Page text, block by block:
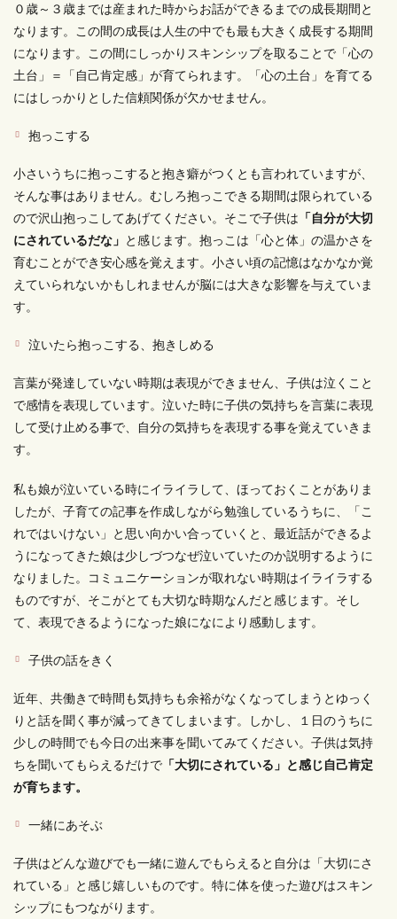
０歳～３歳までは産まれた時からお話ができるまでの成長期間と
なります。この間の成長は人生の中でも最も大きく成長する期間
になります。この間にしっかりスキンシップを取ることで「心の
土台」＝「自己肯定感」が育てられます。「心の土台」を育てる
にはしっかりとした信頼関係が欠かせません。
抱っこする
小さいうちに抱っこすると抱き癖がつくとも言われていますが、
そんな事はありません。むしろ抱っこできる期間は限られている
ので沢山抱っこしてあげてください。そこで子供は 「自分が大切
にされているだな」 と感じます。抱っこは「心と体」の温かさを
育むことができ安心感を覚えます。小さい頃の記憶はなかなか覚
えていられないかもしれませんが脳には大きな影響を与えていま
す。
泣いたら抱っこする、抱きしめる
言葉が発達していない時期は表現ができません、子供は泣くこと
で感情を表現しています。泣いた時に子供の気持ちを言葉に表現
して受け止める事で、自分の気持ちを表現する事を覚えていきま
す。
私も娘が泣いている時にイライラして、ほっておくことがありま
したが、子育ての記事を作成しながら勉強しているうちに、「こ
れではいけない」と思い向かい合っていくと、最近話ができるよ
うになってきた娘は少しづつなぜ泣いていたのか説明するように
なりました。コミュニケーションが取れない時期はイライラする
ものですが、そこがとても大切な時期なんだと感じます。そし
て、表現できるようになった娘になにより感動します。
子供の話をきく
近年、共働きで時間も気持ちも余裕がなくなってしまうとゆっく
りと話を聞く事が減ってきてしまいます。しかし、１日のうちに
少しの時間でも今日の出来事を聞いてみてください。子供は気持
ちを聞いてもらえるだけで 「大切にされている」と感じ自己肯定
が育ちます。
一緒にあそぶ
子供はどんな遊びでも一緒に遊んでもらえると自分は「大切にさ
れている」と感じ嬉しいものです。特に体を使った遊びはスキン
シップにもつながります。